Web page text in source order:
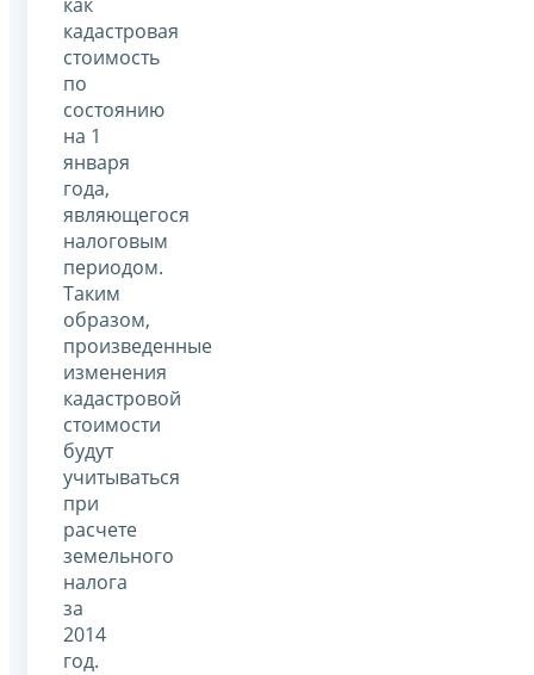
кадастровая
стоимость
по
состоянию
на 1
января
года,
являющегося
налоговым
периодом.
Таким
образом,
произведенные
изменения
кадастровой
стоимости
будут
учитываться
при
расчете
земельного
налога
за
2014
год.